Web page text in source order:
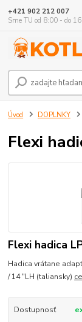
+421 902 212 007
Sme TU od 8:00 - do
Úvod DOPLNKY
Flexi
Flexi hadica
Hadica vrátane
/ 14 "LH (taliansky)
Dostupnosť